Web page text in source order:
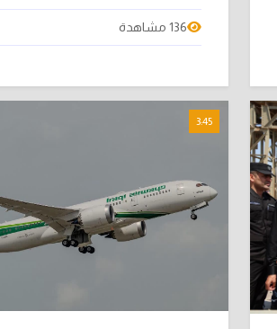
136 مشاهدة
3:45